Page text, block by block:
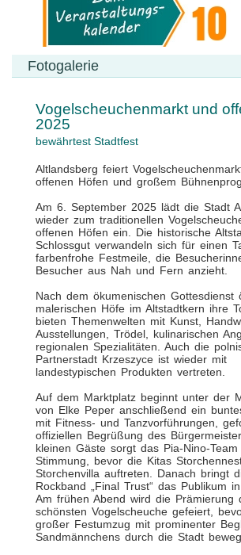
Fotogalerie
Vogelscheuchenmarkt und
2025
bewährtest Stadtfest
Altlandsberg feiert
offenen Höfen und großem
Am 6. September 2025 lädt die Stadt
wieder zum traditionellen
offenen Höfen ein. Die historische
Schlossgut verwandeln sich für einen
farbenfrohe Festmeile, die
Besucher aus Nah und Fern anzieht.
Nach dem ökumenischen Gottesdienst
malerischen Höfe im Altstadtkern ihre
bieten Themenwelten mit Kunst,
Ausstellungen, Trödel, kulinarischen
regionalen Spezialitäten. Auch die
Partnerstadt Krzeszyce ist wieder mit
landestypischen Produkten vertreten.
Auf dem Marktplatz beginnt unter der
von Elke Peper anschließend ein
mit Fitness- und Tanzvorführungen,
offiziellen Begrüßung des
kleinen Gäste sorgt das Pia-Nino-
Stimmung, bevor die Kitas
Storchenvilla auftreten. Danach bringt
Rockband „Final Trust“ das Publikum in
Am frühen Abend wird die Prämierung
schönsten Vogelscheuche gefeiert,
großer Festumzug mit prominenter
Sandmännchens durch die Stadt